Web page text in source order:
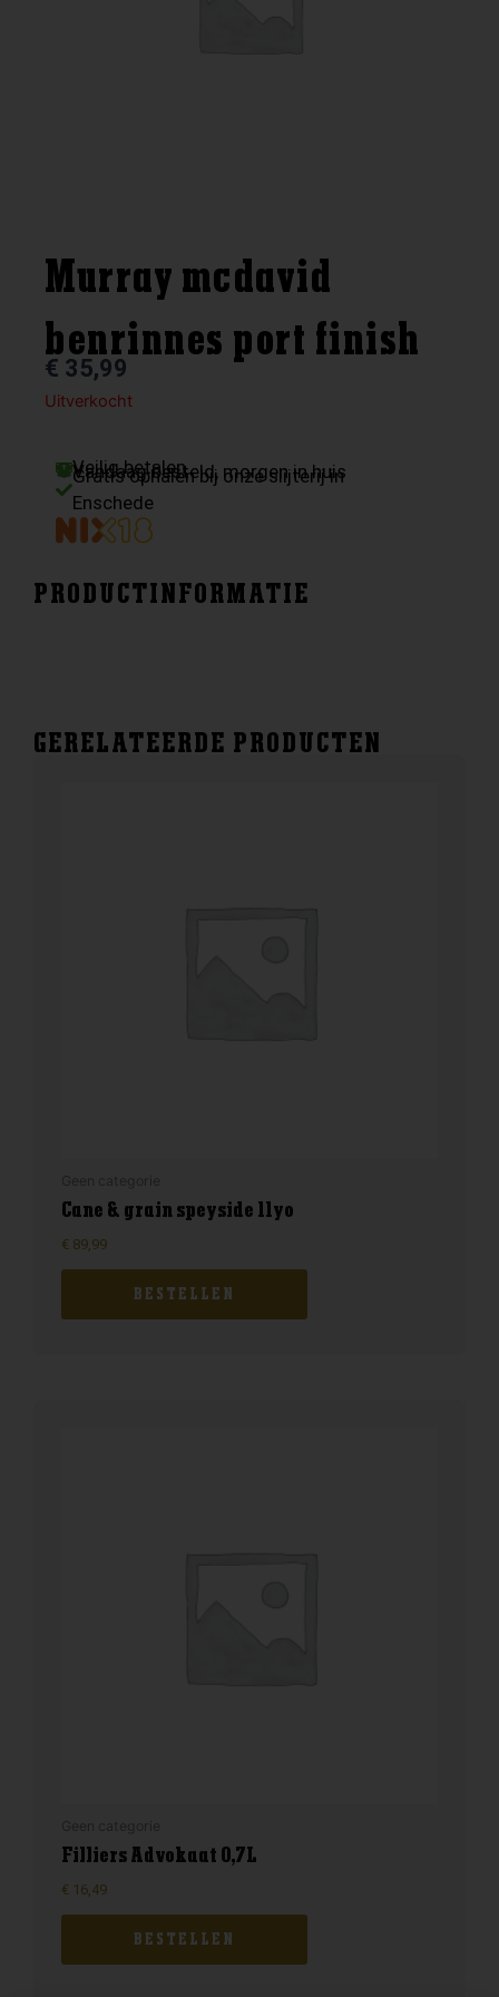
Murray mcdavid
benrinnes port finish
€ 35,99
Uitverkocht
Veilig betalen
Vandaag besteld, morgen in huis
Gratis ophalen bij onze slijterij in
Enschede
PRODUCTINFORMATIE
GERELATEERDE PRODUCTEN
Cane & grain speyside 11yo
€ 89,99
BESTELLEN
Filliers Advokaat 0,7L
€ 16,49
BESTELLEN